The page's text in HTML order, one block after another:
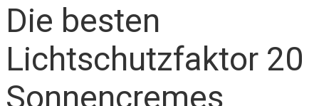
Die besten
Lichtschutzfaktor 20
Sonnencremes